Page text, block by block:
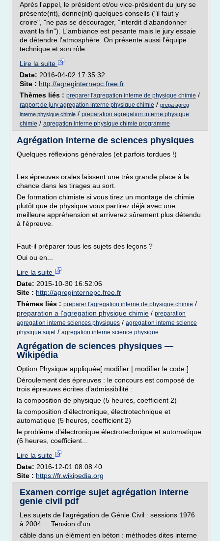
Après l'appel, le président et/ou vice-président du jury se
présente(nt), donne(nt) quelques conseils ("il faut y
croire", "ne pas se décourager, "interdit d'abandonner
avant la fin"). L'ambiance est pesante mais le jury essaie
de détendre l'atmosphère. On présente aussi l'équipe
technique et son rôle...
Lire la suite
Date: 2016-04-02 17:35:32
Site : http://agreginternepc.free.fr
Thèmes liés : preparer l'agregation interne de physique chimie /
rapport de jury agregation interne physique chimie / prepa agreg
interne physique chimie / preparation agregation interne physique
chimie / agregation interne physique chimie programme
Agrégation interne de sciences physiques
Quelques réflexions générales (et parfois tordues !)
Les épreuves orales laissent une très grande place à la
chance dans les tirages au sort.
De formation chimiste si vous tirez un montage de chimie
plutôt que de physique vous partirez déjà avec une
meilleure appréhension et arriverez sûrement plus détendu
à l'épreuve.
Faut-il préparer tous les sujets des leçons ?
Oui ou en...
Lire la suite
Date: 2015-10-30 16:52:06
Site : http://agreginternepc.free.fr
Thèmes liés : preparer l'agregation interne de physique chimie /
preparation a l'agregation physique chimie / preparation
agregation interne sciences physiques / agregation interne science
physique sujet/ agregation interne science physique
Agrégation de sciences physiques —
Wikipédia
Option Physique appliquée[ modifier | modifier le code ]
Déroulement des épreuves : le concours est composé de
trois épreuves écrites d'admissibilité :
la composition de physique (5 heures, coefficient 2)
la composition d'électronique, électrotechnique et
automatique (5 heures, coefficient 2)
le problème d'électronique électrotechnique et automatique
(6 heures, coefficient...
Lire la suite
Date: 2016-12-01 08:08:40
Site : https://fr.wikipedia.org
Examen corrige sujet agrégation interne
genie civil pdf
Les sujets de l'agrégation de Génie Civil : sessions 1976
à 2004 ... Tension d'un
câble dans un élément en béton : méthodes dites interne